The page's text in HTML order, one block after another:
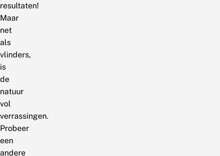
resultaten!
Maar
net
als
vlinders,
is
de
natuur
vol
verrassingen.
Probeer
een
andere